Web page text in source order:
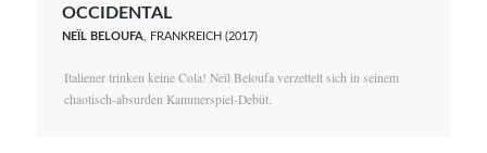
OCCIDENTAL
NEÏL BELOUFA , FRANKREICH (2017)
Italiener trinken keine Cola! Neïl Beloufa verzettelt sich in seinem
chaotisch-absurden Kammerspiel-Debüt.